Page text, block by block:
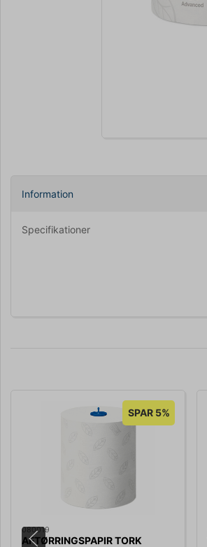
Information
Specifikationer
SPAR 5%
080019
AFTØRRINGSPAPIR TORK